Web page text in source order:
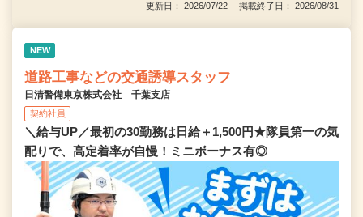
更新日： 2026/07/22 掲載終了日： 2026/08/31
NEW
道路工事などの交通誘導スタッフ
日清警備東京株式会社 千葉支店
契約社員
＼給与UP／最初の30勤務は日給＋1,500円★隊員第一の気
配りで、高定着率が自慢！ミニボーナス有◎